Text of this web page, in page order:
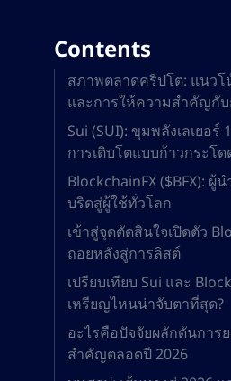
Contents
สภาพตลาดคริปโต: แนวโ
และการให้ความสำคัญกั
Sui (SUI): ขุมพลังเลเยอ
การเติบโตแบบก้าวกระโด
BlockchainFX ($BFX): ผู้
บริดสู่ผู้ใช้ทั่วโลก
เข้าสู่จุดตัดสินใจเปิดตัว
ถอยหลังสู่การลิสต์
เปรียบเทียบ Sui และ
เหรียญไหนน่าจับตาที่สุด?
อะไรคือปัจจัยผลักดันการย
สำคัญตลอดปี 2026